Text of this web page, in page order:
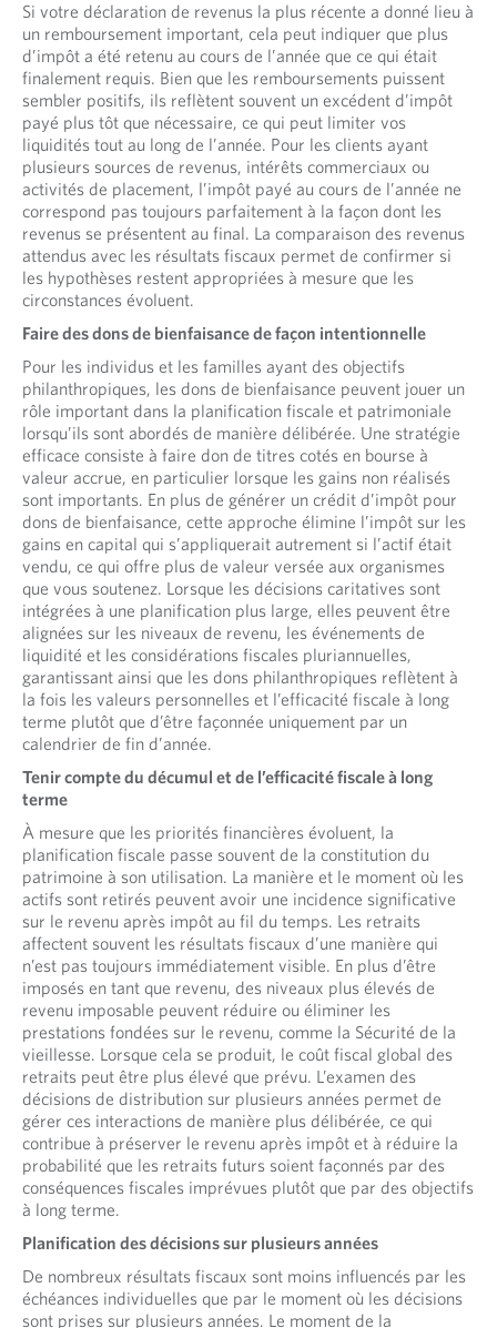
Si votre déclaration de revenus la plus récente a donné lieu à
un remboursement important, cela peut indiquer que plus
d’impôt a été retenu au cours de l’année que ce qui était
finalement requis. Bien que les remboursements puissent
sembler positifs, ils reflètent souvent un excédent d’impôt
payé plus tôt que nécessaire, ce qui peut limiter vos
liquidités tout au long de l’année. Pour les clients ayant
plusieurs sources de revenus, intérêts commerciaux ou
activités de placement, l’impôt payé au cours de l’année ne
correspond pas toujours parfaitement à la façon dont les
revenus se présentent au final. La comparaison des revenus
attendus avec les résultats fiscaux permet de confirmer si
les hypothèses restent appropriées à mesure que les
circonstances évoluent.
Faire des dons de bienfaisance de façon intentionnelle
Pour les individus et les familles ayant des objectifs
philanthropiques, les dons de bienfaisance peuvent jouer un
rôle important dans la planification fiscale et patrimoniale
lorsqu’ils sont abordés de manière délibérée. Une stratégie
efficace consiste à faire don de titres cotés en bourse à
valeur accrue, en particulier lorsque les gains non réalisés
sont importants. En plus de générer un crédit d’impôt pour
dons de bienfaisance, cette approche élimine l’impôt sur les
gains en capital qui s’appliquerait autrement si l’actif était
vendu, ce qui offre plus de valeur versée aux organismes
que vous soutenez. Lorsque les décisions caritatives sont
intégrées à une planification plus large, elles peuvent être
alignées sur les niveaux de revenu, les événements de
liquidité et les considérations fiscales pluriannuelles,
garantissant ainsi que les dons philanthropiques reflètent à
la fois les valeurs personnelles et l’efficacité fiscale à long
terme plutôt que d’être façonnée uniquement par un
calendrier de fin d’année.
Tenir compte du décumul et de l’efficacité fiscale à long
terme
À mesure que les priorités financières évoluent, la
planification fiscale passe souvent de la constitution du
patrimoine à son utilisation. La manière et le moment où les
actifs sont retirés peuvent avoir une incidence significative
sur le revenu après impôt au fil du temps. Les retraits
affectent souvent les résultats fiscaux d’une manière qui
n’est pas toujours immédiatement visible. En plus d’être
imposés en tant que revenu, des niveaux plus élevés de
revenu imposable peuvent réduire ou éliminer les
prestations fondées sur le revenu, comme la Sécurité de la
vieillesse. Lorsque cela se produit, le coût fiscal global des
retraits peut être plus élevé que prévu. L’examen des
décisions de distribution sur plusieurs années permet de
gérer ces interactions de manière plus délibérée, ce qui
contribue à préserver le revenu après impôt et à réduire la
probabilité que les retraits futurs soient façonnés par des
conséquences fiscales imprévues plutôt que par des objectifs
à long terme.
Planification des décisions sur plusieurs années
De nombreux résultats fiscaux sont moins influencés par les
échéances individuelles que par le moment où les décisions
sont prises sur plusieurs années. Le moment de la